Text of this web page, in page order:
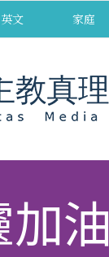
英文 家庭
油